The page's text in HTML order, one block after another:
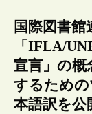
国際図書館
「IFLA/
宣言」の概
するための
本語訳を公